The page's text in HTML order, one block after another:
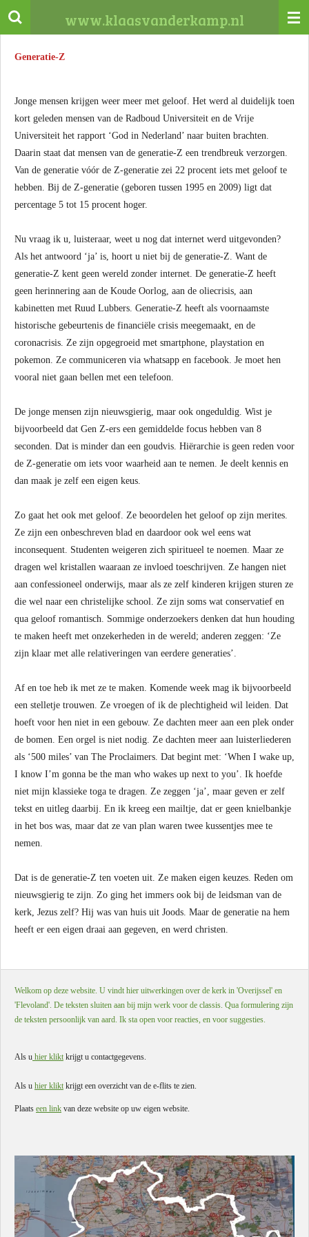
Ga
www.klaasvanderkamp.nl
Generatie-Z
Jonge mensen krijgen weer meer met geloof. Het werd al duidelijk toen
kort geleden mensen van de Radboud Universiteit en de Vrije
Universiteit het rapport ‘God in Nederland’ naar buiten brachten.
Daarin staat dat mensen van de generatie-Z een trendbreuk verzorgen.
Van de generatie vóór de Z-generatie zei 22 procent iets met geloof te
hebben. Bij de Z-generatie (geboren tussen 1995 en 2009) ligt dat
percentage 5 tot 15 procent hoger.
Nu vraag ik u, luisteraar, weet u nog dat internet werd uitgevonden?
Als het antwoord ‘ja’ is, hoort u niet bij de generatie-Z. Want de
generatie-Z kent geen wereld zonder internet. De generatie-Z heeft
geen herinnering aan de Koude Oorlog, aan de oliecrisis, aan
kabinetten met Ruud Lubbers. Generatie-Z heeft als voornaamste
historische gebeurtenis de financiële crisis meegemaakt, en de
coronacrisis. Ze zijn opgegroeid met smartphone, playstation en
pokemon. Ze communiceren via whatsapp en facebook. Je moet hen
vooral niet gaan bellen met een telefoon.
De jonge mensen zijn nieuwsgierig, maar ook ongeduldig. Wist je
bijvoorbeeld dat Gen Z-ers een gemiddelde focus hebben van 8
seconden. Dat is minder dan een goudvis. Hiërarchie is geen reden voor
de Z-generatie om iets voor waarheid aan te nemen. Je deelt kennis en
dan maak je zelf een eigen keus.
Zo gaat het ook met geloof. Ze beoordelen het geloof op zijn merites.
Ze zijn een onbeschreven blad en daardoor ook wel eens wat
inconsequent. Studenten weigeren zich spiritueel te noemen. Maar ze
dragen wel kristallen waaraan ze invloed toeschrijven. Ze hangen niet
aan confessioneel onderwijs, maar als ze zelf kinderen krijgen sturen ze
die wel naar een christelijke school. Ze zijn soms wat conservatief en
qua geloof romantisch. Sommige onderzoekers denken dat hun houding
te maken heeft met onzekerheden in de wereld; anderen zeggen: ‘Ze
zijn klaar met alle relativeringen van eerdere generaties’.
Af en toe heb ik met ze te maken. Komende week mag ik bijvoorbeeld
een stelletje trouwen. Ze vroegen of ik de plechtigheid wil leiden. Dat
hoeft voor hen niet in een gebouw. Ze dachten meer aan een plek onder
de bomen. Een orgel is niet nodig. Ze dachten meer aan luisterliederen
als ‘500 miles’ van The Proclaimers. Dat begint met: ‘When I wake up,
I know I’m gonna be the man who wakes up next to you’. Ik hoefde
niet mijn klassieke toga te dragen. Ze zeggen ‘ja’, maar geven er zelf
tekst en uitleg daarbij. En ik kreeg een mailtje, dat er geen knielbankje
in het bos was, maar dat ze van plan waren twee kussentjes mee te
nemen.
Dat is de generatie-Z ten voeten uit. Ze maken eigen keuzes. Reden om
nieuwsgierig te zijn. Zo ging het immers ook bij de leidsman van de
kerk, Jezus zelf? Hij was van huis uit Joods. Maar de generatie na hem
heeft er een eigen draai aan gegeven, en werd christen.
Welkom op deze website. U vindt hier uitwerkingen over de kerk in 'Overijssel' en
'Flevoland'. De teksten sluiten aan bij mijn werk voor de classis. Qua formulering zijn
de teksten persoonlijk van aard. Ik sta open voor reacties, en voor suggesties.
Als u hier klikt krijgt u contactgegevens.
Als u hier klikt krijgt een overzicht van de e-flits te zien.
Plaats een link van deze website op uw eigen website.